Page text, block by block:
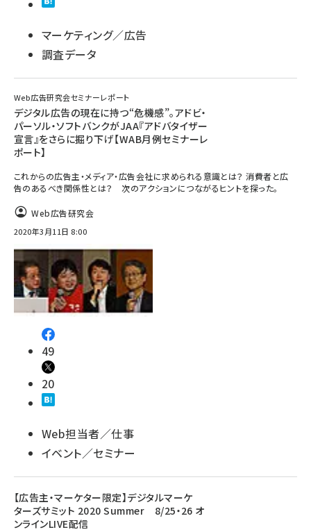
マーケティング／広告
調査データ
Web広告研究会セミナーレポート
デジタル広告の現在に持つ“危機感”。アドビ・
パーソル・ソフトバンクがJAA『アドバタイザー
宣言』をさらに掘り下げ【WAB月例セミナーレ
ポート】
これからの広告主・メディア・広告会社に求められる意識とは？ 消費者と広
告のあるべき関係性とは？ 次のアクションにつながるヒントを探った。
Web広告研究会
2020年3月11日 8:00
49
20
Web担当者／仕事
イベント／セミナー
【広告主・マーケター限定】デジタルマーケ
ターズサミット 2020 Summer 8/25・26 オ
ンラインLIVE配信